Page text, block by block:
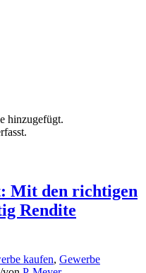
hinzugefügt.
Mit den richtigen
Rendite
kaufen, Gewerbe